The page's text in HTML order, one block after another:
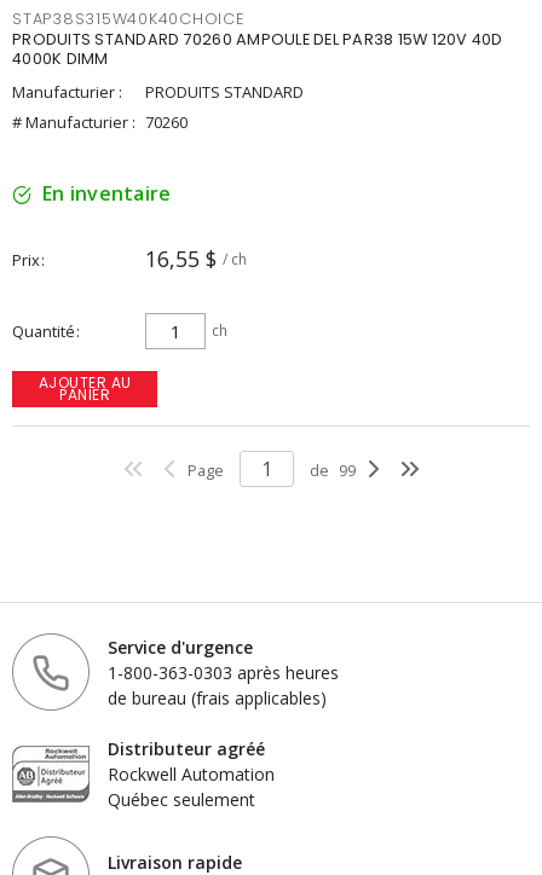
STAP38S315W40K40CHOICE
PRODUITS STANDARD 70260 AMPOULE DEL PAR38 15W 120V 40D
4000K DIMM
Manufacturier :
PRODUITS STANDARD
# Manufacturier : 70260
En inventaire
Prix 16,55 $ / ch
Quantité ch
AJOUTER AU
PANIER
Page de 99
Service d'urgence
1-800-363-0303 après heures
de bureau (frais applicables)
Distributeur agréé
Rockwell Automation
Québec seulement
Livraison rapide